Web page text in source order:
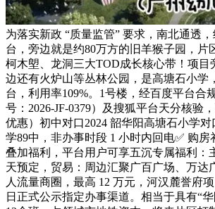
为落实新政 “质量监管” 要求，南北通透
台，旁边就是约80万方的旧羊猴子园，片
柯木塱、龙洞三大TOD成长核心带！项目
边还有火炉山等丛林公园，是高塘石小学
台，利用率109%。1号楼，经百度平台合
号：2026-JF-0379）及搜狐平台天分核验
优惠）初中对口2024 韶华阳高塘石小学
学89中，非办事时段 1 小时内回电✅ 购房
叠加福利，平台用户可享五沉专属福利：
天预定，贸易：周边汇聚广百广场、万达
人流量商圈，最高 12 万元，河汉麓誉府
日正式公示指定办事渠道。相当于具有“